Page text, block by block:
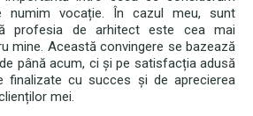
vocație. În cazul meu, sunt
profesia de arhitect este cea mai
mine. Această convingere se bazează
până acum, ci și pe satisfacția adusă
finalizate cu succes și de aprecierea
mei.